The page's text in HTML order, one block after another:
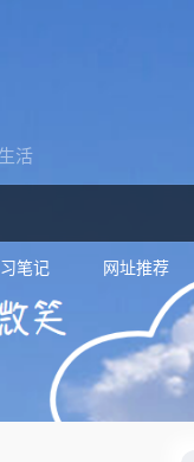
生活
笔记 网址推荐